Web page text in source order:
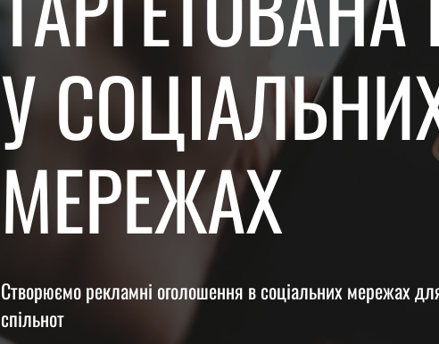
У
МЕРЕЖАХ
Створюємо рекламні оголошення в соціальних мережах
спільнот